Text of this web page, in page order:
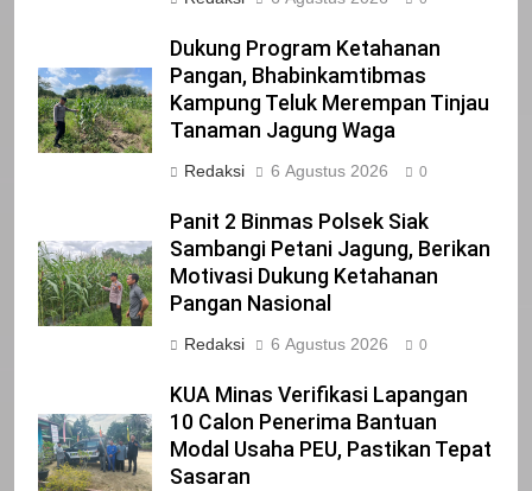
Dukung Program Ketahanan
Pangan, Bhabinkamtibmas
Kampung Teluk Merempan Tinjau
Tanaman Jagung Waga
Redaksi 6 Agustus 2026 0
Panit 2 Binmas Polsek Siak
Sambangi Petani Jagung, Berikan
Motivasi Dukung Ketahanan
Pangan Nasional
Redaksi 6 Agustus 2026 0
KUA Minas Verifikasi Lapangan
10 Calon Penerima Bantuan
Modal Usaha PEU, Pastikan Tepat
Sasaran
22
NORMAN SILITONGA CALEG DPRD
PROVINSI DKI JAKARTA
23
NURGARAHA HARPAL NOVTEN, SH
CALON ANGGOTA DPRD PROVINSI
DKI JAKARTA
IKLAN
1
Pimpinan Beserta Anggota DPRD
Kabupaten Siak Mengucapkan